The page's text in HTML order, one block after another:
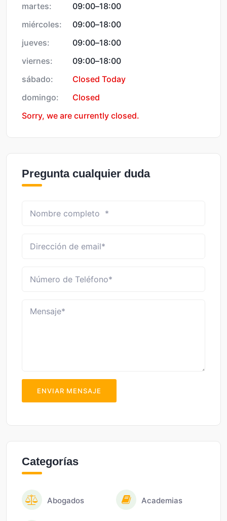
martes:
09:00–18:00
miércoles:
09:00–18:00
jueves:
09:00–18:00
viernes:
09:00–18:00
sábado:
Closed Today
domingo:
Closed
Sorry, we are currently closed.
Pregunta cualquier duda
ENVIAR MENSAJE
Categorías
Abogados Academias